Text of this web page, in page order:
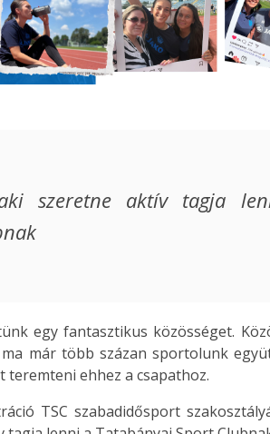
szeretne aktív tagja
egy fantasztikus közösséget.
már több százan sportolunk
ehhez a csapathoz.
TSC szabadidősport